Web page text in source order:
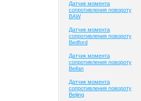
Датчик момента
сопротивления повороту
BAW
Датчик момента
сопротивления повороту
Bedford
Датчик момента
сопротивления повороту
Beifan
Датчик момента
сопротивления повороту
Beijing